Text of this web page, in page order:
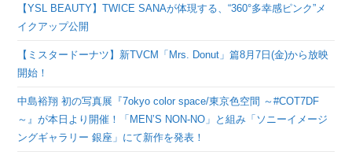
【YSL BEAUTY】TWICE SANAが体現する、“360°多幸感ピンク”メ
イクアップ公開
【ミスタードーナツ】新TVCM「Mrs. Donut」篇8月7日(金)から放映
開始！
中島裕翔 初の写真展『7okyo color space/東京色空間 ～#COT7DF
～』が本日より開催！「MEN’S NON-NO」と組み「ソニーイメージ
ングギャラリー 銀座」にて新作を発表！